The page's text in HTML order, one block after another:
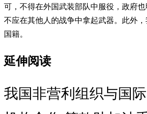
可，不得在外国武装部队中服役，政府
不应在其他人的战争中拿起武器。此外
国籍。
延伸阅读
我国非营利组织与国际